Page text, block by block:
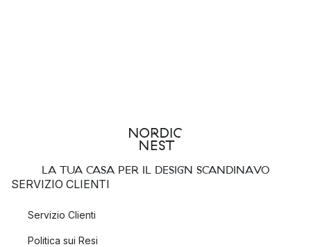
LA TUA CASA PER IL DESIGN SCANDINAVO
SERVIZIO CLIENTI
Servizio Clienti
Politica sui Resi